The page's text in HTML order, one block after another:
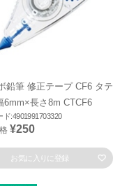
鉛筆 修正テープ CF6 タテ
6mm×長さ8m CTCF6
ド:4901991703320
¥250
お気に入りに登録